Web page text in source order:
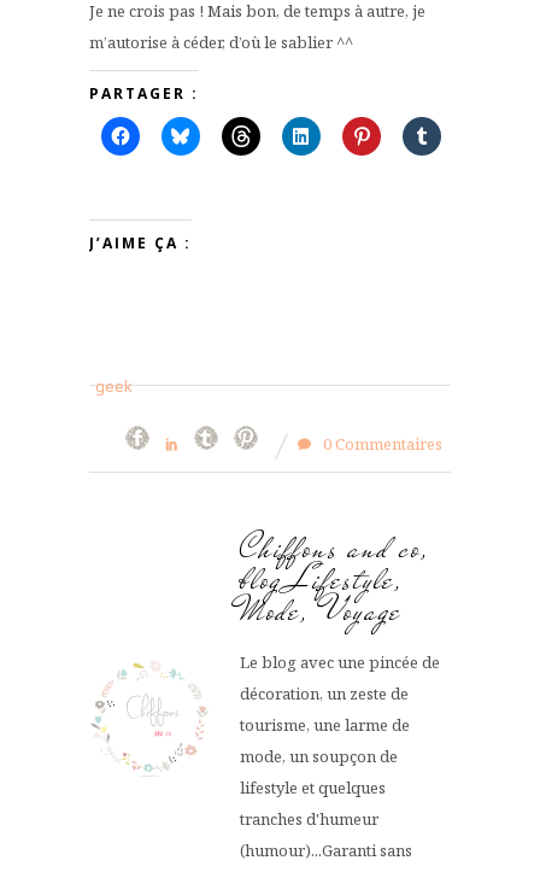
Je ne crois pas ! Mais bon, de temps à autre, je
m’autorise à céder, d’où le sablier ^^
PARTAGER :
J’AIME ÇA :
geek
0 Commentaires
Chiffons and co,
blog Lifestyle,
Mode, Voyage
Le blog avec une pincée de
décoration, un zeste de
tourisme, une larme de
mode, un soupçon de
lifestyle et quelques
tranches d'humeur
(humour)...Garanti sans